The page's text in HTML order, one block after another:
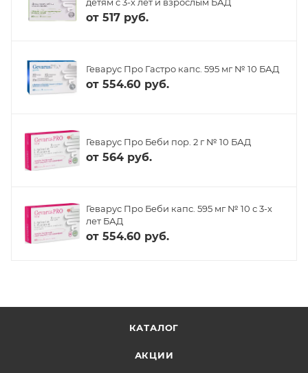
от 517 руб.
Геварус Про Гастро капс. 595 мг № 10 БАД
от 554.60 руб.
Геварус Про Беби пор. 2 г № 10 БАД
от 564 руб.
Геварус Про Беби капс. 595 мг № 10 с 3-х
лет БАД
от 554.60 руб.
КАТАЛОГ
АКЦИИ